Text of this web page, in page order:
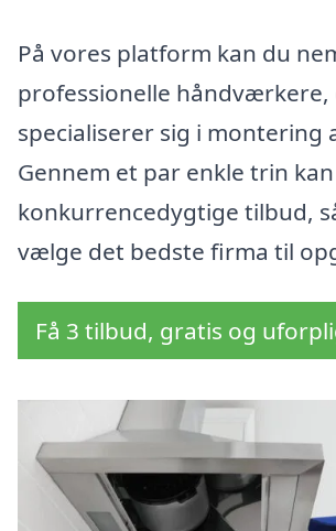
På vores platform kan du
professionelle håndværkere,
specialiserer sig i montering
Gennem et par enkle trin
konkurrencedygtige tilbud,
vælge det bedste firma til
Få 3 tilbud, gratis og